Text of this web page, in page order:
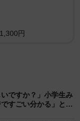
円
ですか？」小学生み
すごい分かる」と反